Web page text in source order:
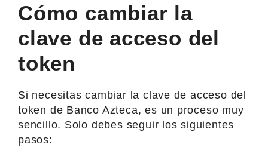
Cómo cambiar la
clave de acceso del
token
Si necesitas cambiar la clave de acceso del
token de Banco Azteca, es un proceso muy
sencillo. Solo debes seguir los siguientes
pasos: